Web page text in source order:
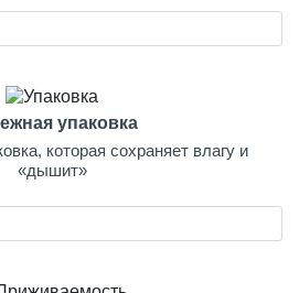
упаковка
которая сохраняет влагу и
«дышит»